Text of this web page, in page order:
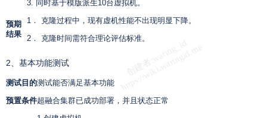
3. 同时基于模版派生10台虚拟机。
预期
结果
1． 克隆过程中，现有虚机性能不出现明显下降。
2． 克隆时间需符合理论评估标准。
2、基本功能测试
测试目的测试能否满足基本功能
预置条件超融合集群已成功部署，并且状态正常